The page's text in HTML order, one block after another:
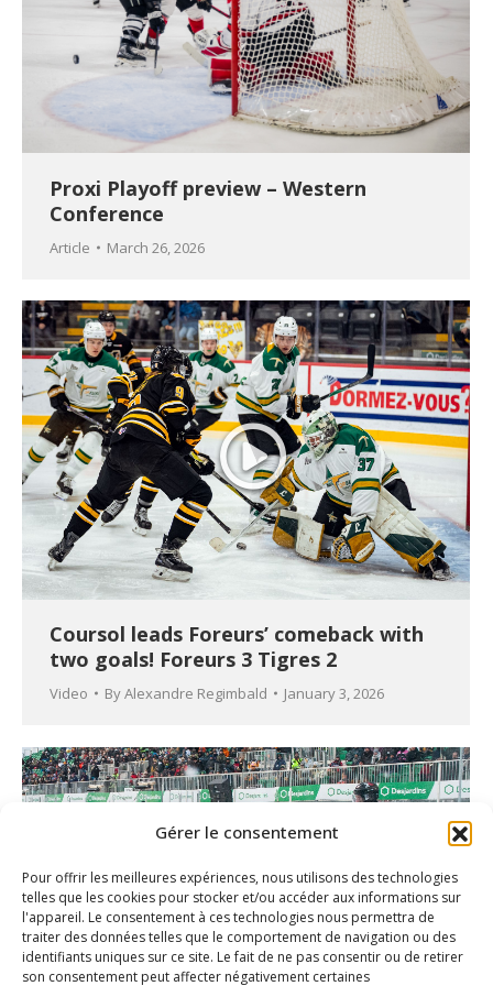
Gérer le consentement
Pour offrir les meilleures expériences, nous utilisons des technologies
telles que les cookies pour stocker et/ou accéder aux informations sur
l'appareil. Le consentement à ces technologies nous permettra de
traiter des données telles que le comportement de navigation ou des
identifiants uniques sur ce site. Le fait de ne pas consentir ou de retirer
son consentement peut affecter négativement certaines
Proxi Playoff preview – Western
Conference
Article March 26, 2026
Coursol leads Foreurs’ comeback with
two goals! Foreurs 3 Tigres 2
Video ByAlexandre Regimbald January 3, 2026